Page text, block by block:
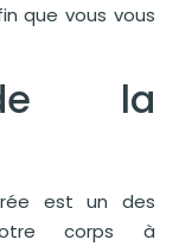
que vous vous
de la
est un des
corps à